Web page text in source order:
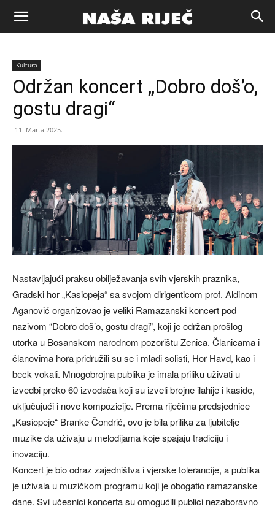
Naša
riječ
Zenica
Kultura
Održan koncert „Dobro doš’o,
gostu dragi“
11. Marta 2025.
Nastavljajući praksu obilježavanja svih vjerskih praznika,
Gradski hor „Kasiopeja“ sa svojom dirigenticom prof. Aldinom
Aganović organizovao je veliki Ramazanski koncert pod
nazivom “Dobro doš’o, gostu dragi”, koji je održan prošlog
utorka u Bosanskom narodnom pozorištu Zenica. Članicama i
članovima hora pridružili su se i mladi solisti, Hor Havd, kao i
beck vokali. Mnogobrojna publika je imala priliku uživati u
izvedbi preko 60 izvođača koji su izveli brojne ilahije i kaside,
uključujući i nove kompozicije. Prema riječima predsjednice
„Kasiopeje“ Branke Čondrić, ovo je bila prilika za ljubitelje
muzike da uživaju u melodijama koje spajaju tradiciju i
inovaciju.
Koncert je bio odraz zajedništva i vjerske tolerancije, a publika
je uživala u muzičkom programu koji je obogatio ramazanske
dane. Svi učesnici koncerta su omogućili publici nezaboravno